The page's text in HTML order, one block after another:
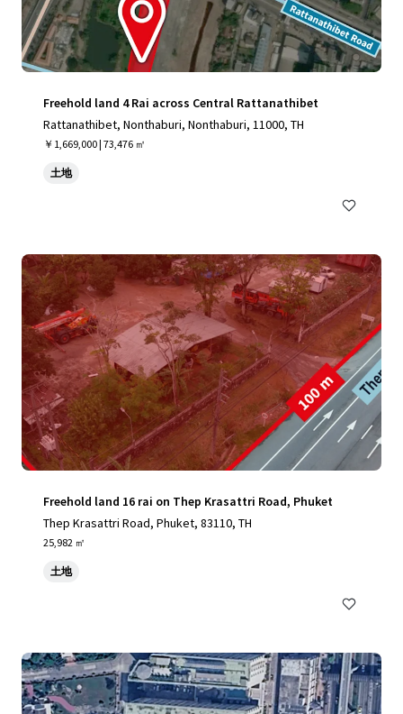
Freehold land 4 Rai across Central Rattanathibet
Rattanathibet, Nonthaburi, Nonthaburi, 11000, TH
￥1,669,000 | 73,476 ㎡
土地
Freehold land 16 rai on Thep Krasattri Road, Phuket
Thep Krasattri Road, Phuket, 83110, TH
25,982 ㎡
土地